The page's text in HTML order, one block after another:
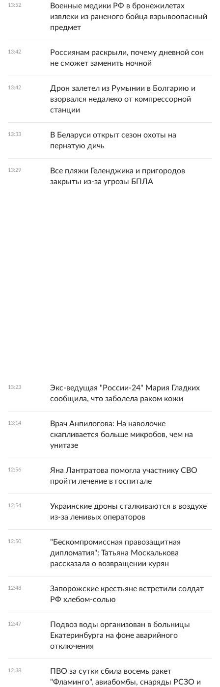
13:52
Военные медики РФ в бронежилетах
извлеки из раненого бойца взрывоопасный
предмет
13:42
Россиянам раскрыли, почему дневной сон
не сможет заменить ночной
13:42
Дрон залетел из Румынии в Болгарию и
взорвался недалеко от компрессорной
станции
13:33
В Беларуси открыт сезон охоты на
пернатую дичь
13:29
Все пляжи Геленджика и пригородов
закрыты из-за угрозы БПЛА
13:23
Экс-ведущая "России-24" Мария Гладких
сообщила, что заболела раком кожи
13:14
Врач Анпилогова: На наволочке
скапливается больше микробов, чем на
унитазе
12:56
Яна Лантратова помогла участнику СВО
пройти лечение в госпитале
12:54
Украинские дроны сталкиваются в воздухе
из-за ленивых операторов
12:50
"Бескомпромиссная правозащитная
дипломатия": Татьяна Москалькова
рассказала о возвращении курян
12:48
Запорожские крестьяне встретили солдат
РФ хлебом-солью
12:47
Подвоз воды организован в больницы
Екатеринбурга на фоне аварийного
отключения
12:38
ПВО за сутки сбила восемь ракет
"Фламинго", авиабомбы, снаряды РСЗО и